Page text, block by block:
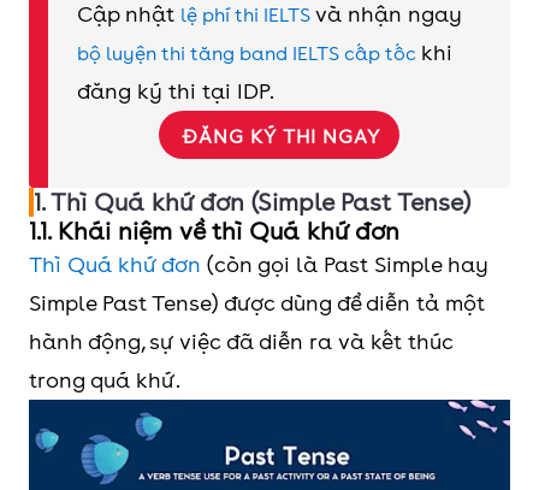
Cập nhật lệ phí thi IELTS và nhận ngay
bộ luyện thi tăng band IELTS cấp tốc khi
đăng ký thi tại IDP.
ĐĂNG KÝ THI NGAY
1. Thì Quá khứ đơn (Simple Past Tense)
1.1. Khái niệm về thì Quá khứ đơn
Thì Quá khứ đơn (còn gọi là Past Simple hay
Simple Past Tense) được dùng để diễn tả một
hành động, sự việc đã diễn ra và kết thúc
trong quá khứ.